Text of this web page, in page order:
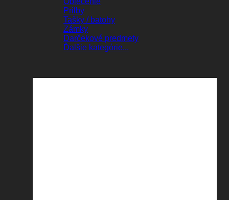
Prilby
Tašky / batohy
Zámky
Darčekové predmety
Ďalšie kategórie...